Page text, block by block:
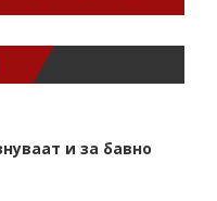
и за бавно